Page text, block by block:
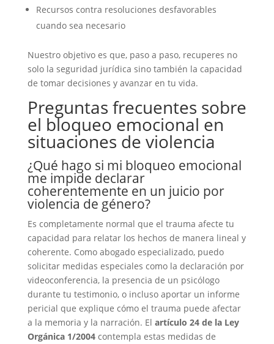
Recursos contra resoluciones desfavorables
cuando sea necesario
Nuestro objetivo es que, paso a paso, recuperes no
solo la seguridad jurídica sino también la capacidad
de tomar decisiones y avanzar en tu vida.
Preguntas frecuentes sobre
el bloqueo emocional en
situaciones de violencia
¿Qué hago si mi bloqueo emocional
me impide declarar
coherentemente en un juicio por
violencia de género?
Es completamente normal que el trauma afecte tu
capacidad para relatar los hechos de manera lineal y
coherente. Como abogado especializado, puedo
solicitar medidas especiales como la declaración por
videoconferencia, la presencia de un psicólogo
durante tu testimonio, o incluso aportar un informe
pericial que explique cómo el trauma puede afectar
a la memoria y la narración. El artículo 24 de la Ley
Orgánica 1/2004contempla estas medidas de